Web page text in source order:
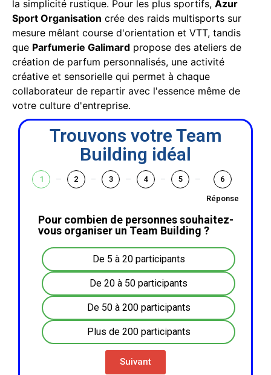
la simplicité rustique. Pour les plus sportifs, Azur
Sport Organisation crée des raids multisports sur
mesure mêlant course d'orientation et VTT, tandis
que Parfumerie Galimard propose des ateliers de
création de parfum personnalisés, une activité
créative et sensorielle qui permet à chaque
collaborateur de repartir avec l'essence même de
votre culture d'entreprise.
Trouvons votre Team
Building idéal
1 2 3 4 5 6
Réponse
Pour combien de personnes souhaitez-
vous organiser un Team Building ?
De 5 à 20 participants
De 20 à 50 participants
De 50 à 200 participants
Plus de 200 participants
Suivant